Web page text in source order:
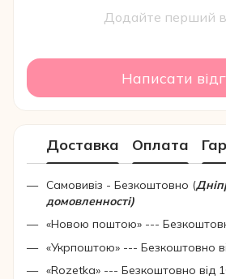
Додайте перший
Написати
Доставка Оплата
Самовивіз - Безкоштовно (
домовленності)
«Новою поштою» ---
«Укрпоштою» --- Безкоштовно
«Rozetka» --- Безкоштовно від